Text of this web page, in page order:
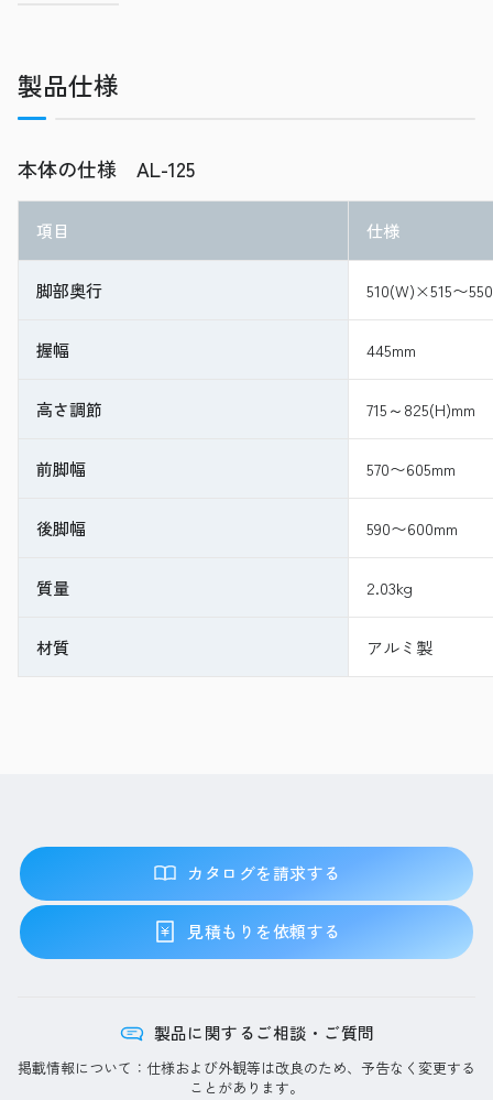
製品仕様
本体の仕様 AL-125
項目 仕様
脚部奥行 510(W)×515〜
握幅 445mm
高さ調節 715～825(H)mm
前脚幅 570〜605mm
後脚幅 590〜600mm
質量 2.03kg
材質 アルミ製
カタログを請求する
見積もりを依頼する
製品に関するご相談・ご質問
掲載情報について：仕様および外観等は改良のため、予告なく変更する
ことがあります。